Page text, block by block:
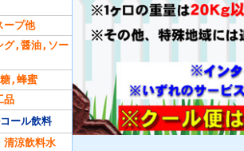
ープ他
グ,醤油,ソー
,蜂蜜
品
ール飲料
清涼飲料水